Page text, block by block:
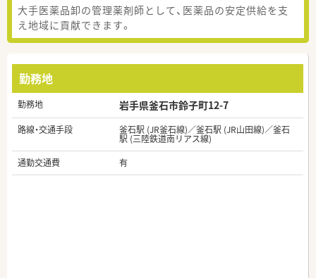
大手医薬品卸の管理薬剤師として、医薬品の安定供給を支
え地域に貢献できます。
勤務地
勤務地 岩手県釜石市鈴子町12-7
路線・交通手段 釜石駅 (JR釜石線)／釜石駅 (JR山田線)／釜石
駅 (三陸鉄道南リアス線)
通勤交通費
有